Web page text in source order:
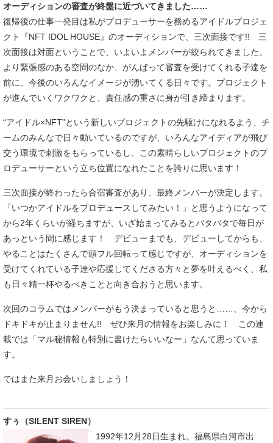
オーディションの審査が終盤に近づいてきました……
復帰後の仕事一発目は私がプロデューサーを務めるアイドルプロジェ
クト『NFT IDOL HOUSE』のオーディションで、三次面接です!! 三
次面接は対面ということで、いよいよメンバーが絞られてきました。
より緊張感のある空間のなか、がんばって審査を受けてくれる子達を
前に、今後のいろんなイメージが湧いてくる日々です。プロジェクト
が進んでいくワクワクと、責任感の重さに身が引き締まります。
“アイドル×NFT”という新しいプロジェクトの先駆けになれるよう、チ
ームのみんなで日々動いているのですが、いろんなアイディアが飛び
交う環境で刺激をもらっているし、この素晴らしいプロジェクトのプ
ロデューサーという立ち位置になれたことを誇りに思います！
三次面接が終わったら合宿審査があり、最終メンバーが決定します。
「いつかアイドルをプロデュースしてみたい！」と思うようになって
から2年くらいが経ちますが、いざ始まってみるとバタバタで毎日が
あっという間に感じます！ デビューまでも、デビューしてからも、
やることはたくさんで頭フル回転って感じですが、オーディションを
受けてくれている子達や応援してくださる方々と夢を叶えるべく、私
も日々精一杯やるべきことと向き合おうと思います。
次回のコラムではメンバーがもう決まっていると思うと……、今から
ドキドキが止まりません!! ぜひ来月の情報をお楽しみに！ この連
載では「マル秘情報も特別に書けたらいいなー」なんて思っていま
す。
ではまた来月お会いしましょう！
すぅ（SILENT SIREN）
1992年12月28日生まれ。福島県白河市出